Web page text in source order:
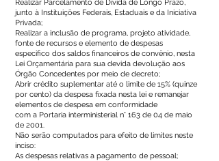
Realizar Parcelamento de Dívida de Longo Prazo,
junto à Instituições Federais, Estaduais e da Iniciativa
Privada;
Realizar a inclusão de programa, projeto atividade,
fonte de recursos e elemento de despesas
especifico dos saldos financeiros de convênio, nesta
Lei Orçamentária para sua devida devolução aos
Órgão Concedentes por meio de decreto;
Abrir crédito suplementar até o limite de 15% (quinze
por cento) da despesa fixada nesta lei e remanejar
elementos de despesa em conformidade
com a Portaria interministerial n° 163 de 04 de maio
de 2001.
Não serão computados para efeito de limites neste
inciso:
As despesas relativas a pagamento de pessoal;